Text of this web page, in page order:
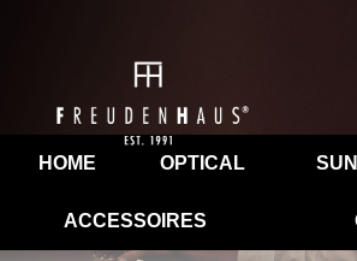
HOME OPTICAL SUN
ACCESSOIRES